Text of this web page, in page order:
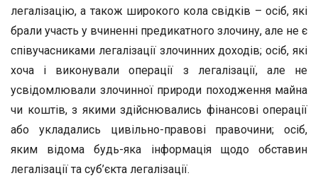
легалізацію, а також широкого кола свідків – осіб, які
брали участь у вчиненні предикатного злочину, але не є
співучасниками легалізації злочинних доходів; осіб, які
хоча і виконували операції з легалізації, але не
усвідомлювали злочинної природи походження майна
чи коштів, з якими здійснювались фінансові операції
або укладались цивільно-правові правочини; осіб,
яким відома будь-яка інформація щодо обставин
легалізації та суб’єкта легалізації.